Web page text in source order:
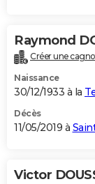
Raymond
Créer une
Naissance
30/12/1933 à la
Décès
11/05/2019 à
Victor